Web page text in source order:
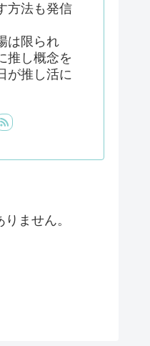
方法も発信
は限られ
推し概念を
が推し活に
ません。